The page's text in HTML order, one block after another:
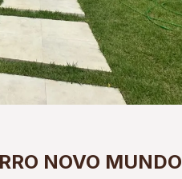
NOVO MUNDO